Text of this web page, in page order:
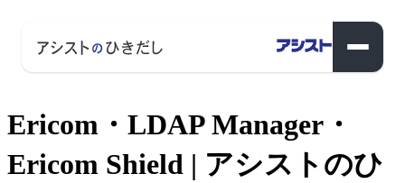
Ericom・LDAP Manager・
Ericom Shield | アシストのひ